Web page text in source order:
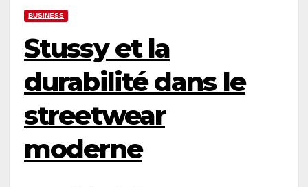
BUSINESS
Stussy et la
durabilité dans le
streetwear
moderne